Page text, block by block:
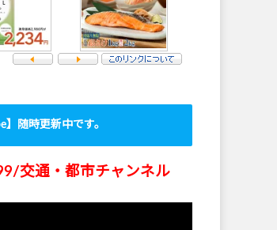
】随時更新中です。
交通・都市チャンネル